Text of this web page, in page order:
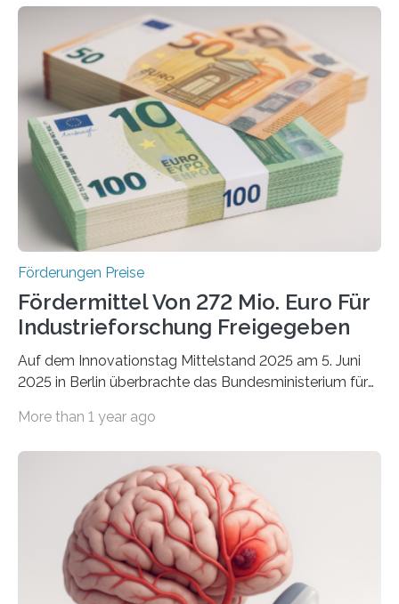
Förderungen Preise
Fördermittel Von 272 Mio. Euro Für
Industrieforschung Freigegeben
Auf dem Innovationstag Mittelstand 2025 am 5. Juni
2025 in Berlin überbrachte das Bundesministerium für
Überplanmäßige Verpflichtungsermächtigungen in
Woche vom Haushaltsausschuss freigegeben – unter
anderem zur Unterstützung der
Industrieforschungsprogramme Industrielle
Gemeinschaftsforschung (IGF), Zentrales
Innovationsprogramm Mittelstand (ZIM) und
Innovationskompetenz INNO-KOM. Auf dem
Innovationstag Mittelstand 2025 am 5. Juni 2025 in
More than 1 year ago